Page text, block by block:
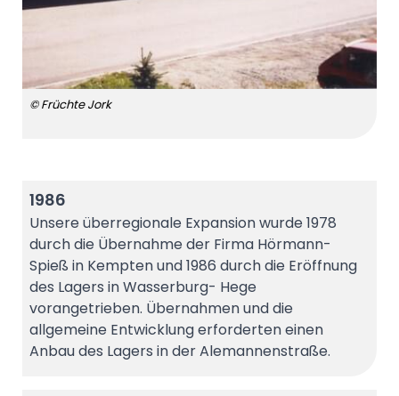
© Früchte Jork
1986
Unsere überregionale Expansion wurde 1978
durch die Übernahme der Firma Hörmann-
Spieß in Kempten und 1986 durch die Eröffnung
des Lagers in Wasserburg- Hege
vorangetrieben. Übernahmen und die
allgemeine Entwicklung erforderten einen
Anbau des Lagers in der Alemannenstraße.